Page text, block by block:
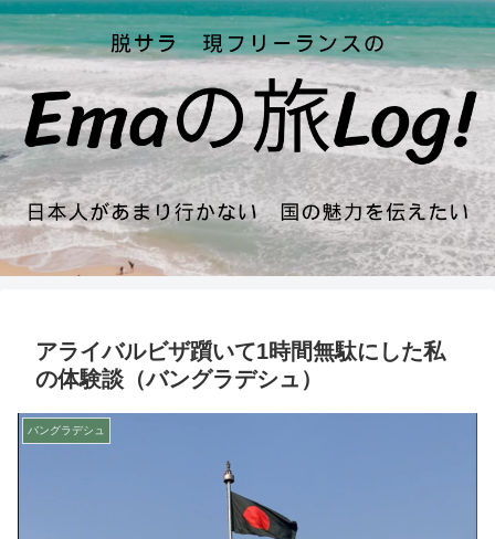
アライバルビザ躓いて1時間無駄にした私
の体験談（バングラデシュ）
バングラデシュ